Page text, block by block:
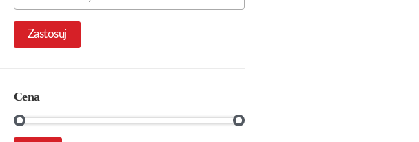
Zastosuj
Cena